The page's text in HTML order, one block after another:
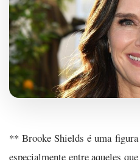
** Brooke Shields é uma
especialmente entre aqueles